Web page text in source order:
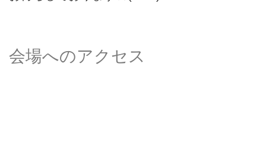
会場へのアクセス